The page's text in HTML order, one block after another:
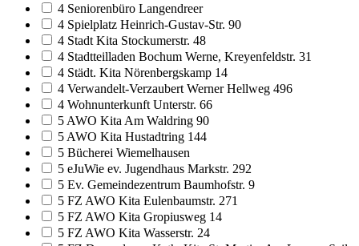
4 Seniorenbüro Langendreer
4 Spielplatz Heinrich-Gustav-Str. 90
4 Stadt Kita Stockumerstr. 48
4 Stadtteilladen Bochum Werne, Kreyenfeldstr. 31
4 Städt. Kita Nörenbergskamp 14
4 Verwandelt-Verzaubert Werner Hellweg 496
4 Wohnunterkunft Unterstr. 66
5 AWO Kita Am Waldring 90
5 AWO Kita Hustadtring 144
5 Bücherei Wiemelhausen
5 eJuWie ev. Jugendhaus Markstr. 292
5 Ev. Gemeindezentrum Baumhofstr. 9
5 FZ AWO Kita Eulenbaumstr. 271
5 FZ AWO Kita Gropiusweg 14
5 FZ AWO Kita Wasserstr. 24